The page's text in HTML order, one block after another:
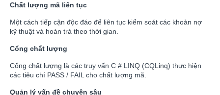
Chất lượng mã liên tục
Một cách tiếp cận độc đáo để liên tục kiểm soát các khoản nợ
kỹ thuật và hoàn trả theo thời gian.
Cổng chất lượng
Cổng chất lượng là các truy vấn C # LINQ (CQLinq) thực hiện
các tiêu chí PASS / FAIL cho chất lượng mã.
Quản lý vấn đề chuyên sâu